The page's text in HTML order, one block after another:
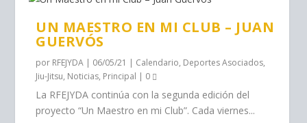
UN MAESTRO EN MI CLUB – JUAN
GUERVÓS
por RFEJYDA | 06/05/21 | Calendario, Deportes Asociados,
Jiu-Jitsu, Noticias, Principal | 0
La RFEJYDA continúa con la segunda edición del
proyecto “Un Maestro en mi Club”. ‬Cada ‪viernes...